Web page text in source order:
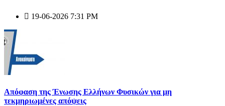
19-06-2026 7:31 PM
Απόφαση της Ένωσης Ελλήνων Φυσικών για μη
τεκμηριωμένες απόψεις